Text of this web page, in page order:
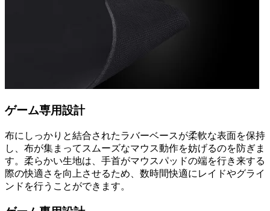
ゲーム専用設計
布にしっかりと結合されたラバーベースが柔軟な表面を保持
し、布が集まってスムーズなマウス動作を妨げるのを防ぎま
す。柔らかい生地は、手首がマウスパッドの端を行き来する
際の快適さを向上させるため、数時間快適にレイドやグライ
ンドを行うことができます。